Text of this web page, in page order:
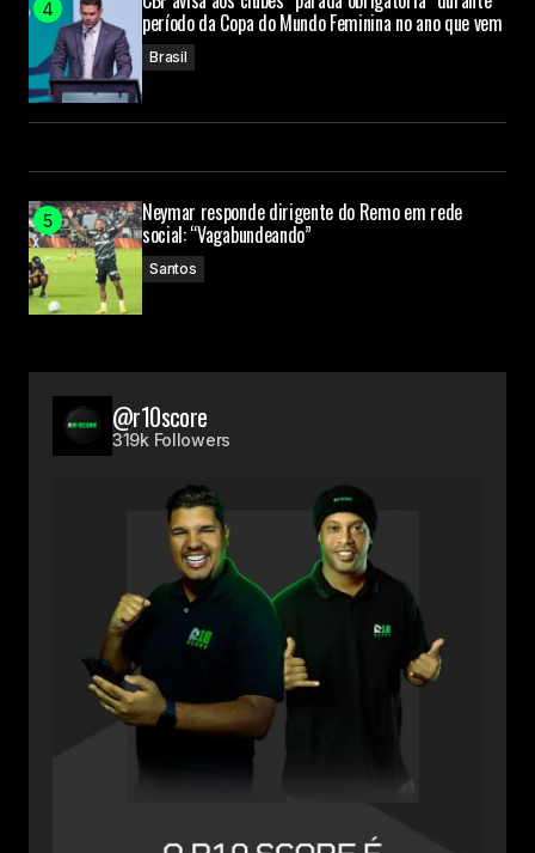
período da Copa do Mundo Feminina no ano que vem
Brasil
Neymar responde dirigente do Remo em rede
social: “Vagabundeando”
Santos
@r10score
319k Followers